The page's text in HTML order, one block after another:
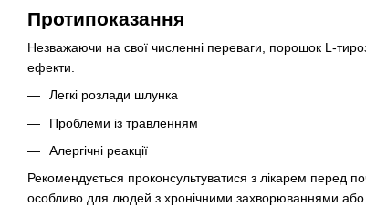
Протипоказання
Незважаючи на свої численні переваги, порошок L-
ефекти.
Легкі розлади шлунка
Проблеми із травленням
Алергічні реакції
Рекомендується проконсультуватися з лікарем перед
особливо для людей з хронічними захворюваннями